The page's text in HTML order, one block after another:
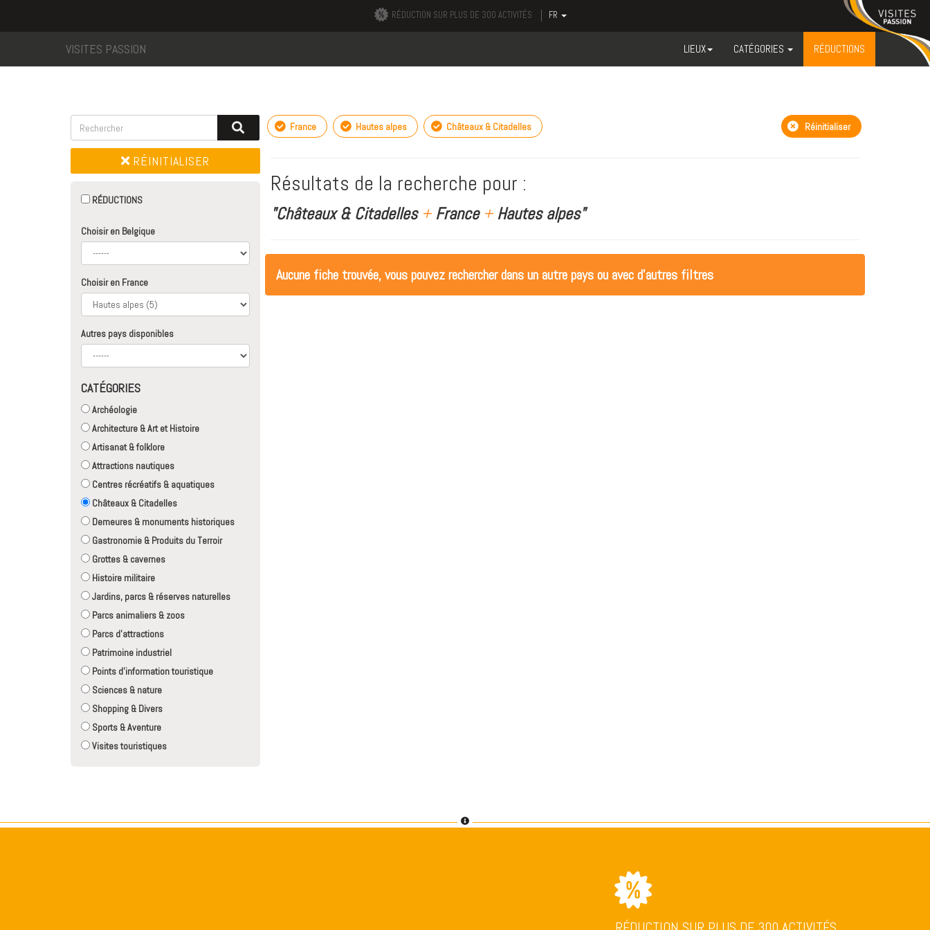
RÉDUCTION SUR PLUS DE 300 ACTIVITÉS FR
VISITES PASSION LIEUX CATÉGORIES RÉDUCTIONS
RÉINITIALISER
RÉDUCTIONS
Choisir en Belgique
Choisir en France
Autres pays disponibles
CATÉGORIES
Archéologie
Architecture & Art et Histoire
Artisanat & folklore
Attractions nautiques
Centres récréatifs & aquatiques
Châteaux & Citadelles
Demeures & monuments historiques
Gastronomie & Produits du Terroir
Grottes & cavernes
Histoire militaire
Jardins, parcs & réserves naturelles
Parcs animaliers & zoos
Parcs d'attractions
Patrimoine industriel
Points d'information touristique
Sciences & nature
Shopping & Divers
Sports & Aventure
Visites touristiques
France Hautes alpes Châteaux & Citadelles Réinitialiser
Résultats de la recherche pour :
"Châteaux & Citadelles +France +Hautes alpes"
Aucune fiche trouvée, vous pouvez rechercher dans un autre pays ou avec d'autres filtres